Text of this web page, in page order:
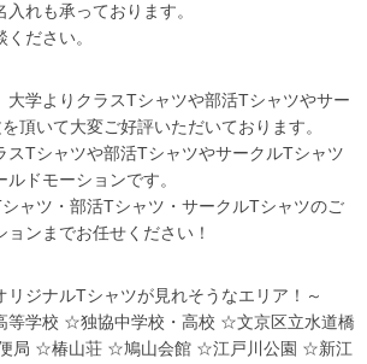
れも承っております。
ださい。
大学よりクラスTシャツや部活Tシャツやサー
頂いて大変ご好評いただいております。
スTシャツや部活TシャツやサークルTシャツ
ドモーションです。
ャツ・部活Tシャツ・サークルTシャツのご
ンまでお任せください！
リジナルTシャツが見れそうなエリア！～
等学校 ☆独協中学校・高校 ☆文京区立水道橋
局 ☆椿山荘 ☆鳩山会館 ☆江戸川公園 ☆新江